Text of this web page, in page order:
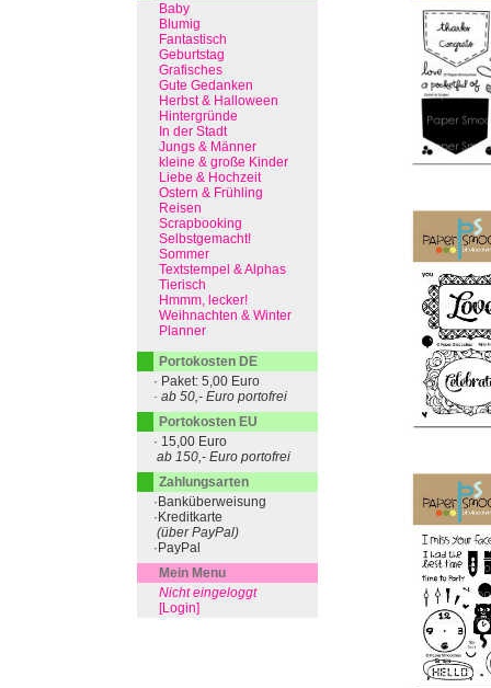
Baby
Blumig
Fantastisch
Geburtstag
Grafisches
Gute Gedanken
Herbst & Halloween
Hintergründe
In der Stadt
Jungs & Männer
kleine & große Kinder
Liebe & Hochzeit
Ostern & Frühling
Reisen
Scrapbooking
Selbstgemacht!
Sommer
Textstempel & Alphas
Tierisch
Hmmm, lecker!
Weihnachten & Winter
Planner
Portokosten DE
· Paket: 5,00 Euro
· ab 50,- Euro portofrei
Portokosten EU
· 15,00 Euro
ab 150,- Euro portofrei
Zahlungsarten
·Banküberweisung
·Kreditkarte
(über PayPal)
·PayPal
Mein Menu
Nicht eingeloggt
[Login]